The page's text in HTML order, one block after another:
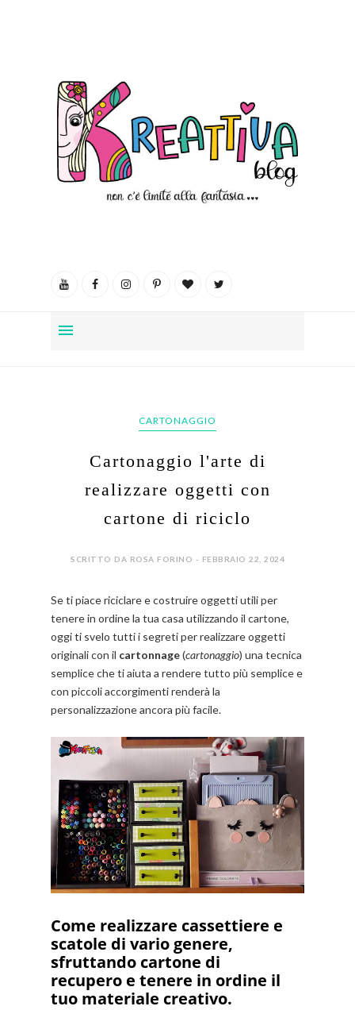
CARTONAGGIO
Cartonaggio l'arte di
realizzare oggetti con
cartone di riciclo
SCRITTO DA ROSA FORINO - FEBBRAIO 22, 2024
Se ti piace riciclare e costruire oggetti utili per
tenere in ordine la tua casa utilizzando il cartone,
oggi ti svelo tutti i segreti per realizzare oggetti
originali con il cartonnage(cartonaggio) una tecnica
semplice che ti aiuta a rendere tutto più semplice e
con piccoli accorgimenti renderà la
personalizzazione ancora più facile.
Come realizzare cassettiere e
scatole di vario genere,
sfruttando cartone di
recupero e tenere in ordine il
tuo materiale creativo.